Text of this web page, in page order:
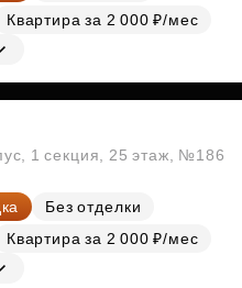
Квартира за 2 000 ₽/мес
1 секция, 25 этаж, №186
Без отделки
Квартира за 2 000 ₽/мес